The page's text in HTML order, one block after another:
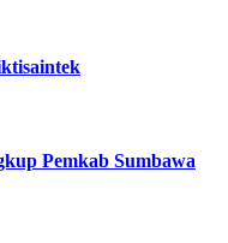
Pemkab Sumbawa